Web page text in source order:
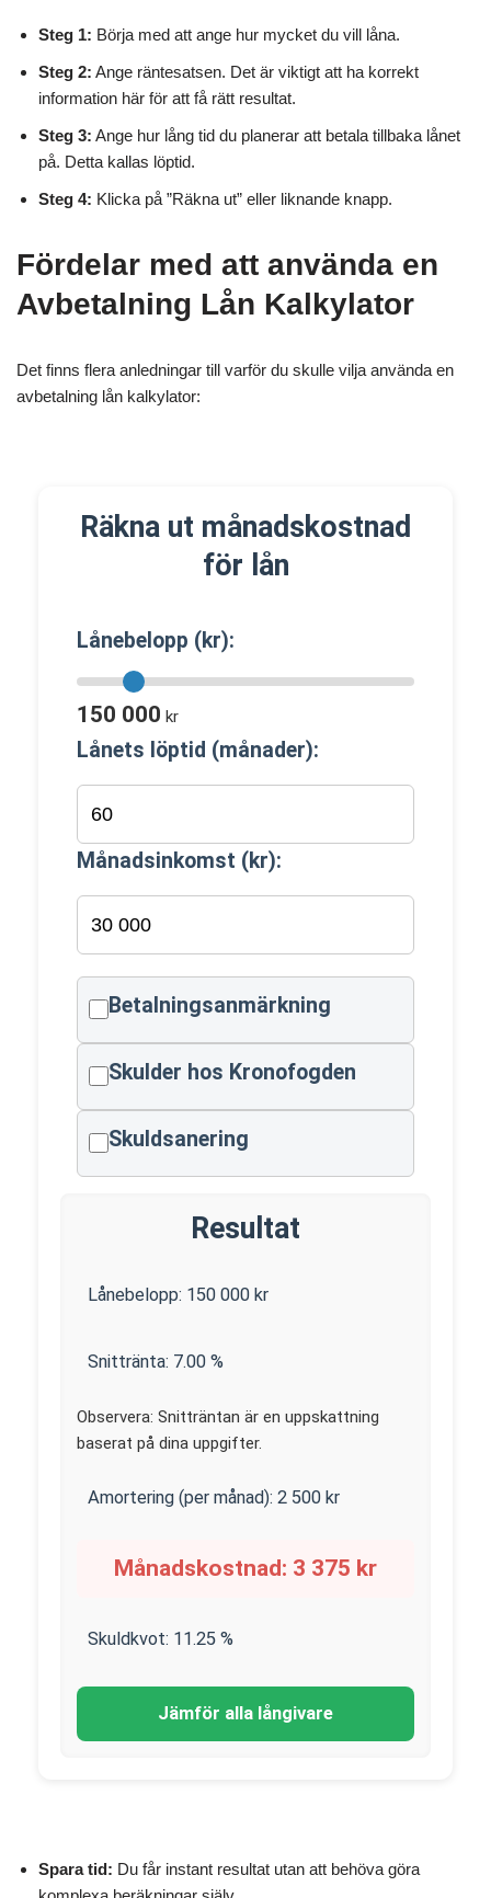
Steg 1: Börja med att ange hur mycket du vill låna.
Steg 2: Ange räntesatsen. Det är viktigt att ha korrekt
information här för att få rätt resultat.
Steg 3: Ange hur lång tid du planerar att betala tillbaka lånet
på. Detta kallas löptid.
Steg 4: Klicka på ”Räkna ut” eller liknande knapp.
Fördelar med att använda en
Avbetalning Lån Kalkylator
Det finns flera anledningar till varför du skulle vilja använda en
avbetalning lån kalkylator:
Räkna ut månadskostnad
för lån
Lånebelopp (kr):
150 000 kr
Lånets löptid (månader):
Månadsinkomst (kr):
Betalningsanmärkning
Skulder hos Kronofogden
Skuldsanering
Resultat
Lånebelopp: 150 000 kr
Snittränta: 7.00 %
Observera: Snitträntan är en uppskattning
baserat på dina uppgifter.
Amortering (per månad): 2 500 kr
Månadskostnad: 3 375 kr
Skuldkvot: 11.25 %
Jämför alla långivare
Spara tid: Du får instant resultat utan att behöva göra